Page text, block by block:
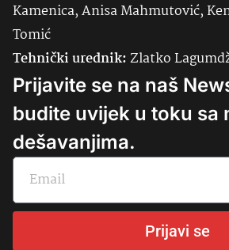
Kamenica, Anisa Mahmutović,
Tomić
Tehnički urednik:Zlatko
Prijavite se na naš
budite uvijek u toku sa
dešavanjima.
Prijavi se